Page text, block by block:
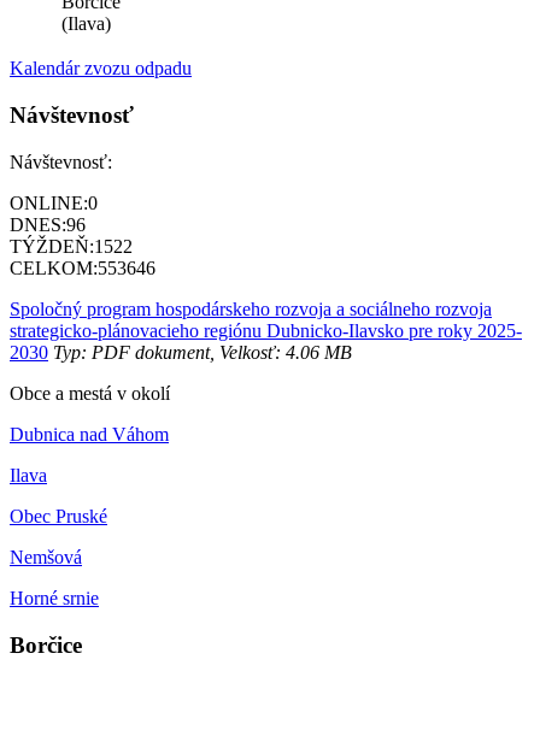
(Ilava)
Kalendár zvozu odpadu
Návštevnosť
Návštevnosť:
ONLINE:0
DNES:96
TÝŽDEŇ:1522
CELKOM:553646
Spoločný program hospodárskeho rozvoja a sociálneho rozvoja
strategicko-plánovacieho regiónu Dubnicko-Ilavsko pre roky 2025-
2030 Typ: PDF dokument, Velkosť: 4.06 MB
Obce a mestá v okolí
Dubnica nad Váhom
Ilava
Obec Pruské
Nemšová
Horné srnie
Borčice